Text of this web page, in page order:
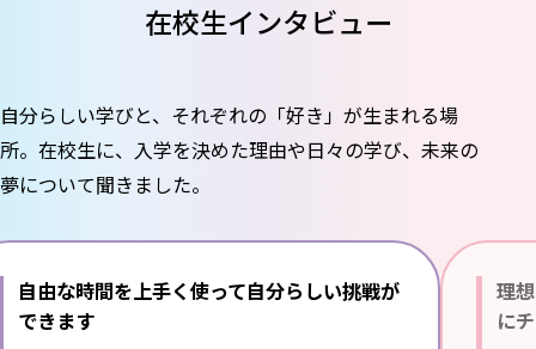
在校生インタビュー
自分らしい学びと、それぞれの「好き」が生まれる場
所。 在校生に、入学を決めた理由や日々の学び、未来の
夢について聞きました。
自由な時間を上手く使って自分らしい挑戦が
できます
理
に